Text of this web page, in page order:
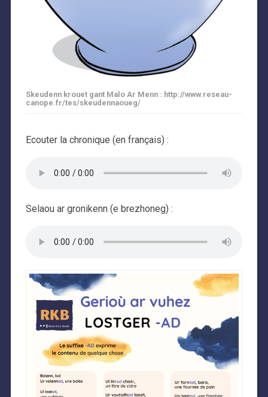
Skeudenn krouet gant Malo Ar Menn : http://www.reseau-
canope.fr/tes/skeudennaoueg/
Ecouter la chronique (en français) :
Selaou ar gronikenn (e brezhoneg) :